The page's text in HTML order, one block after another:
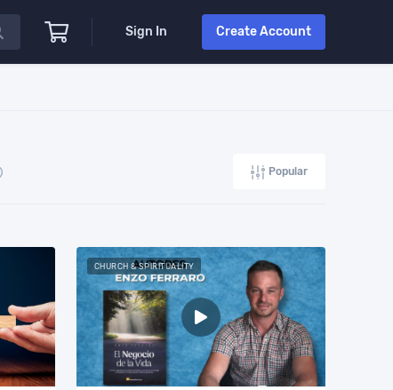
Sign In Create Account
Popular
CHURCH & SPIRITUALITY